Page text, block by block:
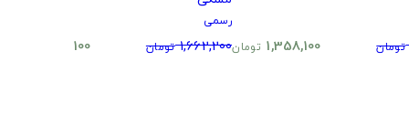
تومان 1,358,100 تومان
رسمی
1,662,200 تومان 1,358,100